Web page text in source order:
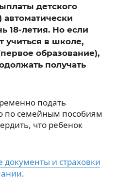
детского
18-летия. Но если
учиться в школе,
образование),
получать
подать
по семейным пособиям
что ребенок
документы и страховки
.